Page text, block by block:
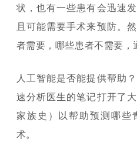
状，也有一些患有会迅速
且可能需要手术来预防。
者需要，哪些患者不需要，
人工智能是否能提供帮助
速分析医生的笔记打开了
家族史）以帮助预测哪些
术。